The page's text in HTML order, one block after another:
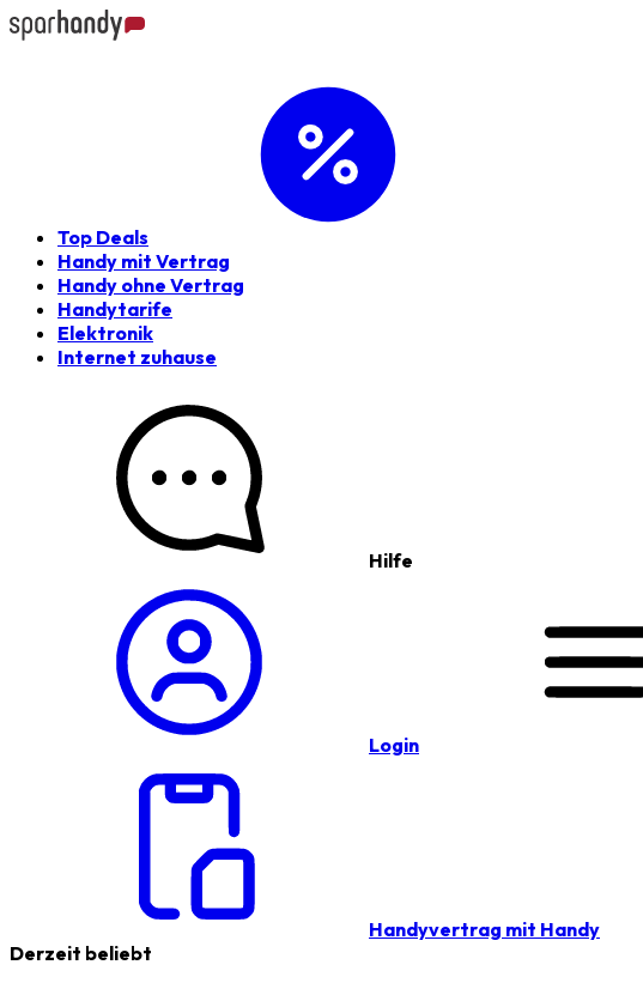
Top Deals
Handy mit Vertrag
Handy ohne Vertrag
Handytarife
Elektronik
Internet zuhause
Hilfe
Login
Handyvertrag mit Handy
Derzeit beliebt